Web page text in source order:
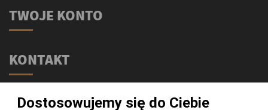
Dostosowujemy się do Ciebie
TWOJE KONTO
KONTAKT